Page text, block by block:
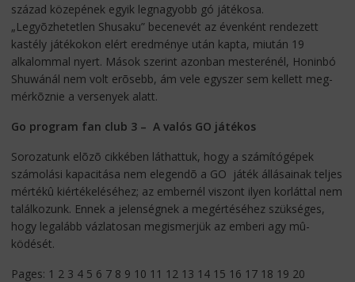
század közepének egyik legnagyobb gó játékosa.
„Legyõzhetetlen Shusaku” bece­nevét az évenként rendezett
kastély játé­kokon elért eredménye után kapta, mi­u­tán 19
alkalommal nyert. Mások szerint azon­ban mesterénél, Honinbó
Shuwánál nem volt erõsebb, ám vele egyszer sem kellett meg­
mér­kõz­nie a versenyek alatt.
Go program fan club 3 – A valós GO játékos
Sorozatunk elõzõ cikkében láthattuk, hogy a számítógépek
számolási kapacitása nem e­le­gendõ a GO játék állásainak teljes
mértékû kié­r­tékeléséhez; az embernél viszont ilyen kor­láttal nem
találkozunk. Ennek a jelen­ségnek a megértéséhez szükséges,
hogy leg­a­lább vázlatosan megismerjük az emberi agy mû­
ködését.
Pages: 1 2 3 4 5 6 7 8 9 10 11 12 13 14 15 16 17 18 19 20